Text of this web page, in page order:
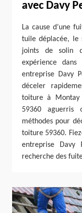
avec Davy
La cause d’une
tuile déplacée, le
joints de solin
expérience
entreprise Davy
déceler
toiture à Montay
59360 aguerris
méthodes pour
toiture 59360.
entreprise Davy
recherche des